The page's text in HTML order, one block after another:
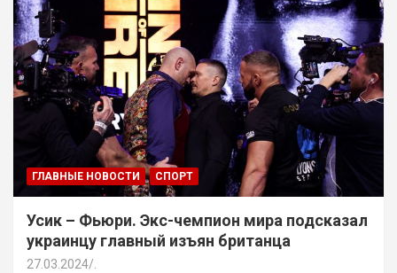
ГЛАВНЫЕ НОВОСТИ СПОРТ
Усик – Фьюри. Экс-чемпион мира подсказал
украинцу главный изъян британца
27.03.2024 .